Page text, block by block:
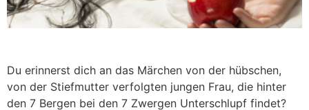
Du erinnerst dich an das Märchen von der hübschen,
von der Stiefmutter verfolgten jungen Frau, die hinter
den 7 Bergen bei den 7 Zwergen Unterschlupf findet?